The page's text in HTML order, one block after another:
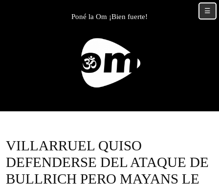
Poné la Om ¡Bien fuerte!
VILLARRUEL QUISO
DEFENDERSE DEL ATAQUE DE
BULLRICH PERO MAYANS LE
☰